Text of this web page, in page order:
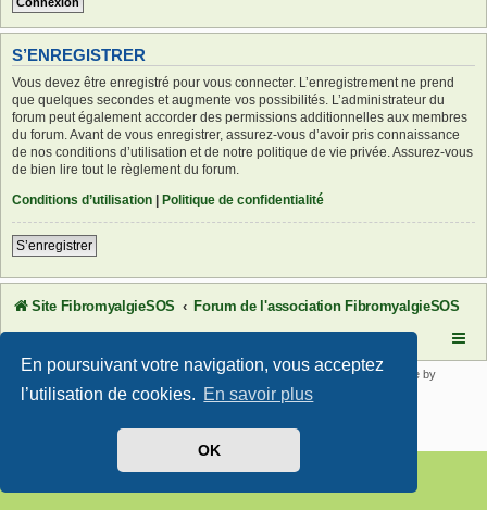
En poursuivant votre navigation, vous acceptez
l’utilisation de cookies. En savoir plus
OK
S’ENREGISTRER
Vous devez être enregistré pour vous connecter. L’enregistrement ne prend
que quelques secondes et augmente vos possibilités. L’administrateur du
forum peut également accorder des permissions additionnelles aux membres
du forum. Avant de vous enregistrer, assurez-vous d’avoir pris connaissance
de nos conditions d’utilisation et de notre politique de vie privée. Assurez-vous
de bien lire tout le règlement du forum.
Conditions d’utilisation
Politique de confidentialité
S’enregistrer
Site FibromyalgieSOS Forum de l'association FibromyalgieSOS
Développé parphpBB® Forum Software © phpBB Limited | SE Square by
PhpBB3 BBCodes
Confidentialité|Conditions